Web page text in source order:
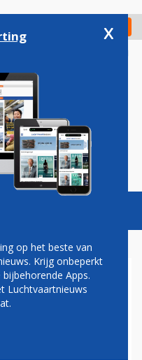
Check in
Vacatures
787-9'S
x
op het beste van
Krijg onbeperkt
Apps.
Luchtvaartnieuws